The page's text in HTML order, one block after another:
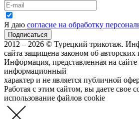
Я даю согласие на обработку
2012 – 2026 © Турецкий трикотаж.
сайта защищена законом об авторских
Информация, представленная на сайте
информационный
характер и не является публичной
Работая с этим сайтом, вы даете свое
использование файлов cookie